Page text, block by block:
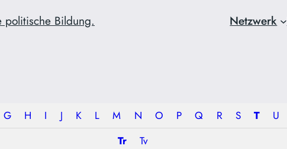
politische Bildung. Netzwerk
G H I J K L M N O P Q R S T U
Tr
Tv